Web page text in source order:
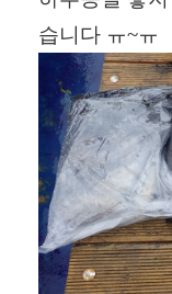
습니다 ㅠ~ㅠ